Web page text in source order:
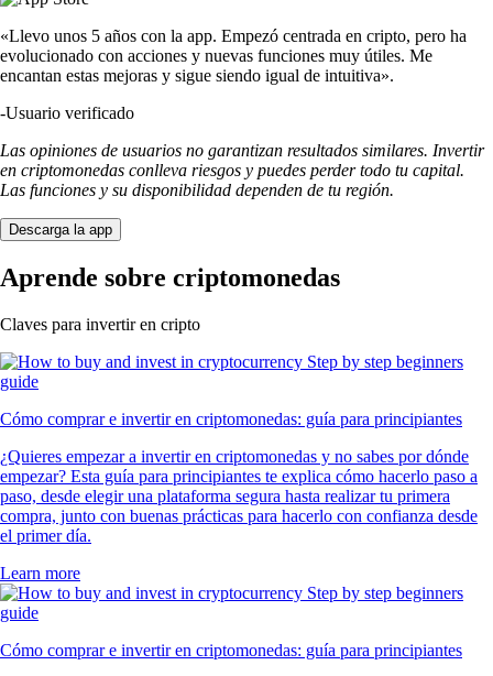
«Llevo unos 5 años con la app. Empezó centrada en cripto, pero ha
evolucionado con acciones y nuevas funciones muy útiles. Me
encantan estas mejoras y sigue siendo igual de intuitiva».
-Usuario verificado
Las opiniones de usuarios no garantizan resultados similares. Invertir
en criptomonedas conlleva riesgos y puedes perder todo tu capital.
Las funciones y su disponibilidad dependen de tu región.
Descarga la app
Aprende sobre criptomonedas
Claves para invertir en cripto
Cómo comprar e invertir en criptomonedas: guía para principiantes
¿Quieres empezar a invertir en criptomonedas y no sabes por dónde
empezar? Esta guía para principiantes te explica cómo hacerlo paso a
paso, desde elegir una plataforma segura hasta realizar tu primera
compra, junto con buenas prácticas para hacerlo con confianza desde
el primer día.
Learn more
Cómo comprar e invertir en criptomonedas: guía para principiantes